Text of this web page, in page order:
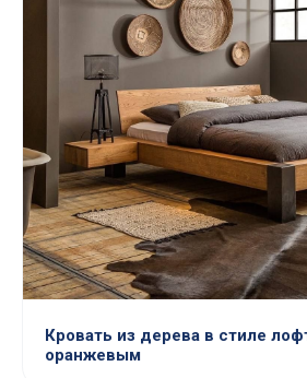
Кровать из дерева в стиле
оранжевым